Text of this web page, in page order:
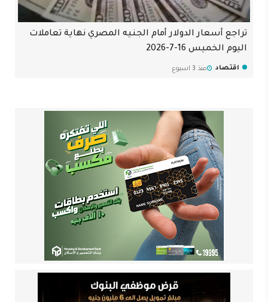
تراجع أسعار الدولار أمام الجنيه المصري نهاية تعاملات
اليوم الخميس 16-7-2026
اقتصاد منذ 3 اسبوع